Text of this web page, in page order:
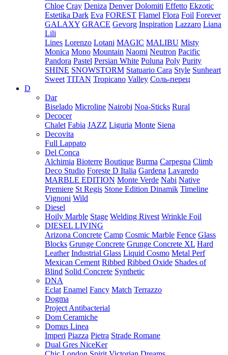
Chloe Cray Deniza Denver Dolomiti Effetto Ekzotic
Estetika Dark Eva FOREST Flamel Flora Foil Forever
GALAXY GRACE Gevorg Inspiration Lazzaro Liana
Lili
Lines Lorenzo Lotani MAGIC MALIBU Misty
Monica Mono Mountain Naomi Neutron Pacific
Pandora Pastel Persian White Poluna Poly Purity
SHINE SNOWSTORM Statuario Cara Style Sunheart
Sweet TITAN Tropicano Valley Соль-перец
D
Dar
Biselado Microline Nairobi Noa-Sticks Rural
Decocer
Chalet Fabia JAZZ Liguria Monte Siena
Decovita
Full Lappato
Del Conca
Alchimia Bioterre Boutique Burma Carpegna Climb
Deco Studio Foreste D Italia Gardena Lavaredo
MARBLE EDITION Monte Verde Nabi Native
Premiere St Regis Stone Edition Dinamik Timeline
Vignoni Wild
Diesel
Hoily Marble Stage Welding Rivest Wrinkle Foil
DIESEL LIVING
Arizona Concrete Camp Cosmic Marble Fence Glass
Blocks Grunge Concrete Grunge Concrete XL Hard
Leather Industrial Glass Liquid Cosmo Metal Perf
Mexican Cement Ribbed Ribbed Oxide Shades of
Blind Solid Concrete Synthetic
DNA
Eclat Enamel Fancy Match Terrazzo
Dogma
Project Antibacterial
Dom Ceramiche
Domus Linea
Imperi Piazza Pietra Strade Romane
Dual Gres NiceKer